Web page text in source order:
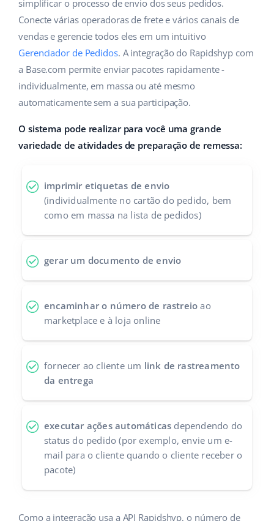
Gestão de Envios
Automação do fluxo de trabalho
Base Connect
IA para ecommerce
Base Analytics
Casa e jardim
Produtos infantis
Eletrônicos
Peças automotivas
Saúde e beleza
Ajuda
Academy
Blog
Serviços
Auditoria de contas
Calculadora de benefícios
Colaboração e parcerias
english (US)
english (GB)
english (IN)
čeština
deutsch
Ελληνικά
español (AR)
español (MX)
Français
Italiano
português (BR)
中文
simplificar o processo de envio dos seus pedidos.
Conecte várias operadoras de frete e vários canais de
vendas e gerencie todos eles em um intuitivo
Gerenciador de Pedidos. A integração do Rapidshyp com
a Base.com permite enviar pacotes rapidamente -
individualmente, em massa ou até mesmo
automaticamente sem a sua participação.
O sistema pode realizar para você uma grande
variedade de atividades de preparação de remessa:
imprimir etiquetas de envio
(individualmente no cartão do pedido, bem
como em massa na lista de pedidos)
gerar um documento de envio
encaminhar o número de rastreio ao
marketplace e à loja online
fornecer ao cliente um link de rastreamento
da entrega
executar ações automáticas dependendo do
status do pedido (por exemplo, envie um e-
mail para o cliente quando o cliente receber o
pacote)
Como a integração usa a API Rapidshyp, o número de